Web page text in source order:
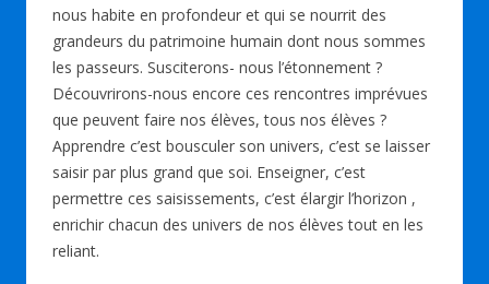
nous habite en profondeur et qui se nourrit des
grandeurs du patrimoine humain dont nous sommes
les passeurs. Susciterons- nous l’étonnement ?
Découvrirons-nous encore ces rencontres imprévues
que peuvent faire nos élèves, tous nos élèves ?
Apprendre c’est bousculer son univers, c’est se laisser
saisir par plus grand que soi. Enseigner, c’est
permettre ces saisissements, c’est élargir l’horizon ,
enrichir chacun des univers de nos élèves tout en les
reliant.